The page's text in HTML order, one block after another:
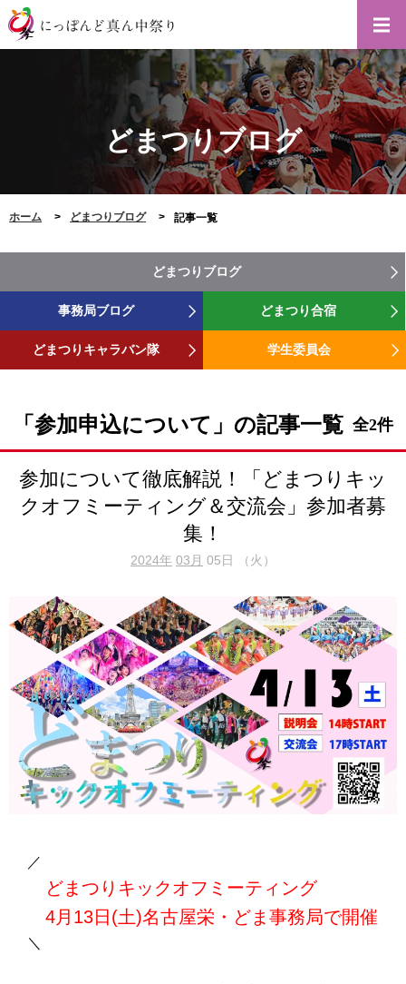
どまつりブログ
ホーム どまつりブログ 記事一覧
どまつりブログ
事務局ブログ どまつり合宿
どまつりキャラバン隊 学生委員会
「参加申込について」の記事一覧 全2件
参加について徹底解説！「どまつりキッ
クオフミーティング＆交流会」参加者募
集！
2024年 03月 05日 （火）
／
どまつりキックオフミーティング
4月13日(土)名古屋栄・どま事務局で開催
＼